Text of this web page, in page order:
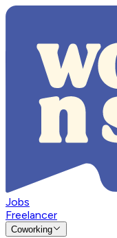
Jobs
Freelancer
Coworking